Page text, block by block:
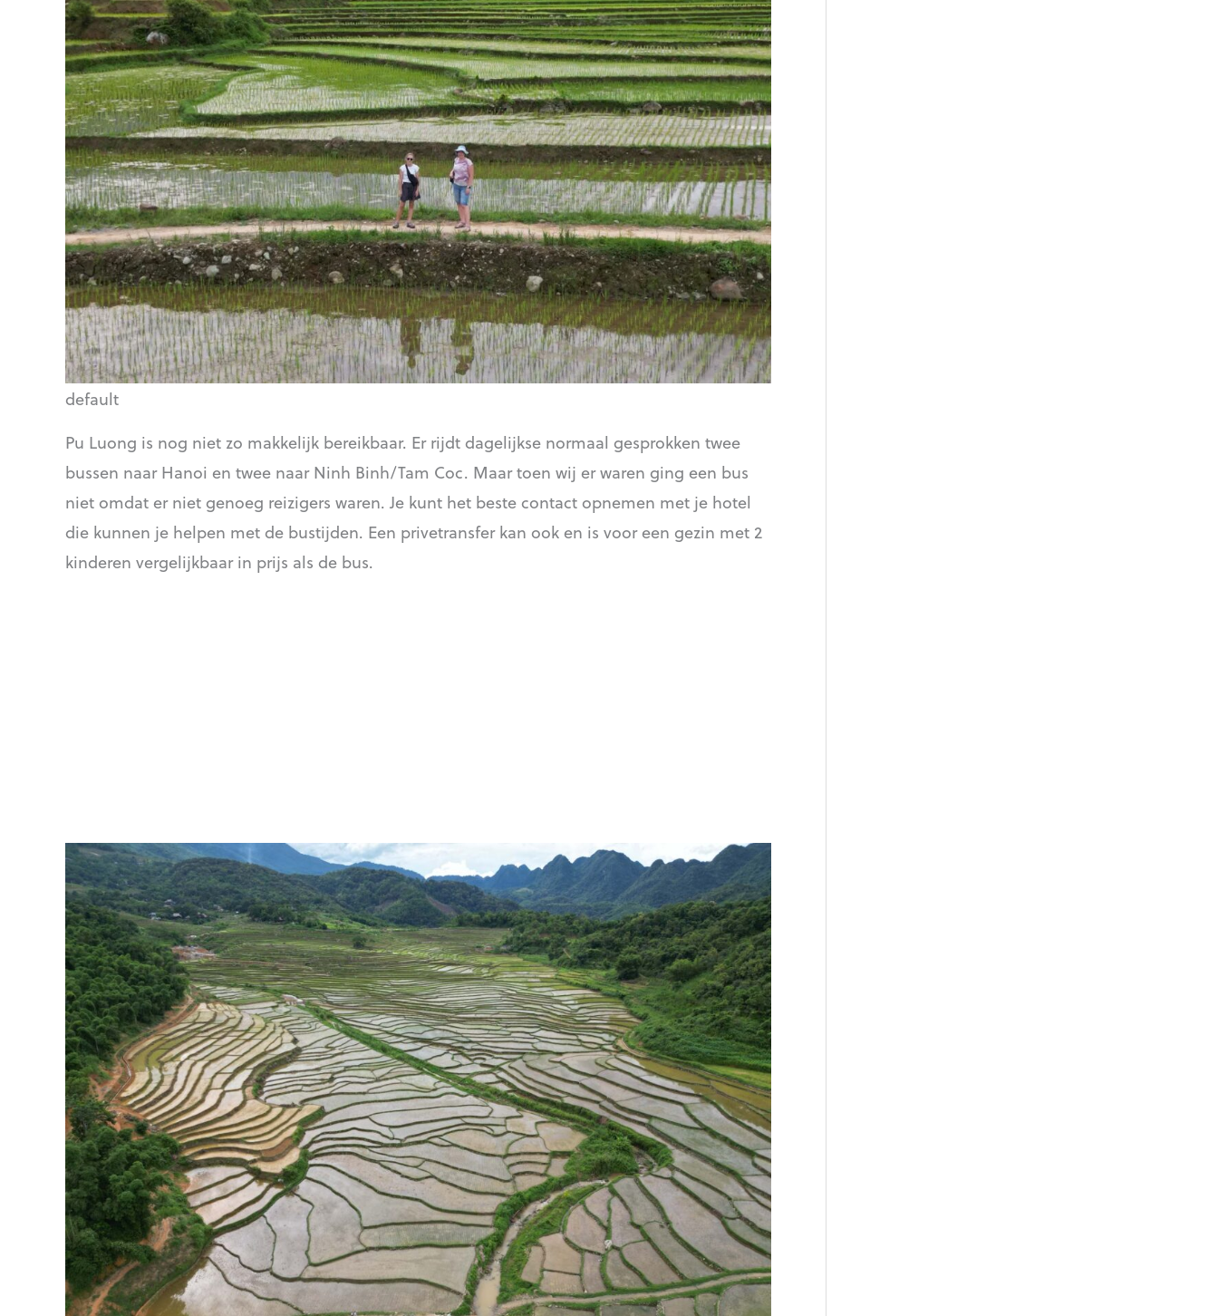
default
Pu Luong is nog niet zo makkelijk bereikbaar. Er rijdt dagelijkse normaal gesprokken twee
bussen naar Hanoi en twee naar Ninh Binh/Tam Coc. Maar toen wij er waren ging een bus
niet omdat er niet genoeg reizigers waren. Je kunt het beste contact opnemen met je hotel
die kunnen je helpen met de bustijden. Een privetransfer kan ook en is voor een gezin met 2
kinderen vergelijkbaar in prijs als de bus.